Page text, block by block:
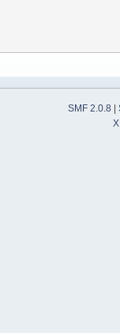
SMF 2.0.8